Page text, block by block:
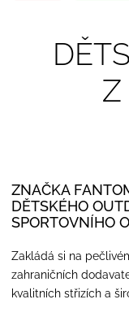
Z
ZNAČKA
DĚTSKÉHO
SPORTOVNÍHO
Zakládá si na
zahraničních
kvalitních střizích a